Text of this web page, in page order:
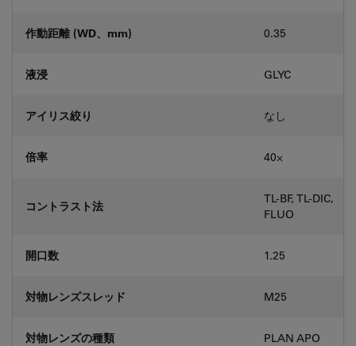
作動距離 (WD、mm) 0.35
液浸 GLYC
アイリス絞り なし
倍率 40⨉
コントラスト法
TL-BF, TL-DIC,
FLUO
開口数 1.25
対物レンズスレッド M25
対物レンズの種類 PLAN APO